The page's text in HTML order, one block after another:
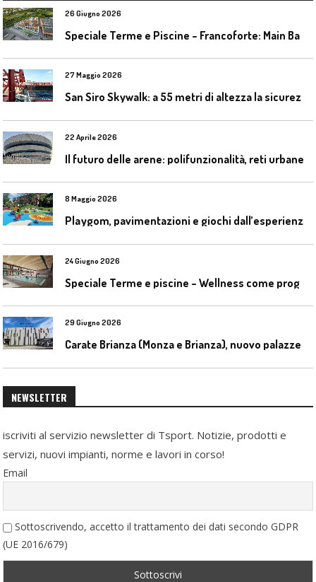
26 Giugno 2026
27 Maggio 2026
22 Aprile 2026
8 Maggio 2026
24 Giugno 2026
29 Giugno 2026
NEWSLETTER
iscriviti al servizio newsletter di Tsport. Notizie, prodotti e
servizi, nuovi impianti, norme e lavori in corso!
Email
Sottoscrivendo, accetto il trattamento dei dati secondo GDPR
(UE 2016/679)